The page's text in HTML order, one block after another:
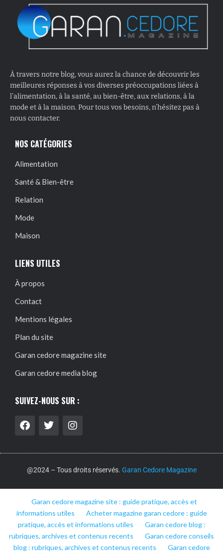
À travers notre blog, vous aurez la chance de découvrir les
meilleures réponses à vos diverses préoccupations liées à
l’alimentation, à la santé, au bien-être, aux relations, à la
mode et à la maison. Pour tous vos besoins, n’hésitez pas à
nous contacter.
NOS CATÉGORIES
Alimentation
Santé & Bien-être
Relation
Mode
Maison
LIENS UTILES
À propos
Contact
Mentions légales
Plan du site
Garan cedore magazine site
Garan cedore media blog
SUIVEZ-NOUS SUR :
@2024 – Tous droits réservés. Garan Cedore Magazine
Garan cedore magazine site : guide pratique, accès et
informations utiles
Acheter magazine garan cedore : guide
pratique, accès et informations utiles
Garan cedore blog :
rubriques, archives et contenus recents
Garan cedore conseils
blog : rubriques, archives et contenus recents
Garan cedore